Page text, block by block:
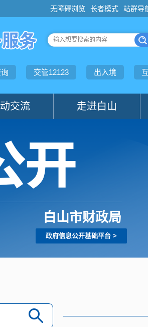
白山市财政局
政府信息公开基础平台 >